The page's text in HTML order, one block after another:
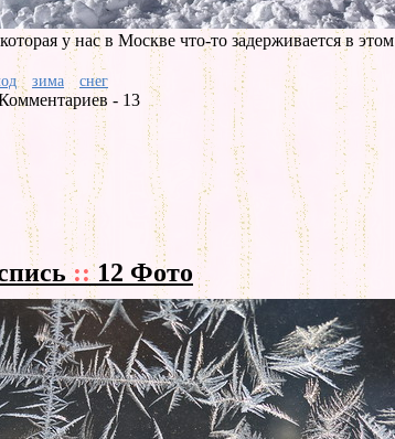
у нас в Москве что-то задерживается в этом
зима
снег
- 13
::12 Фото